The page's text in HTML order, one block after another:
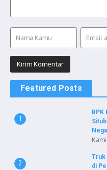
Featured Posts
1
BPK
2
Truk
di